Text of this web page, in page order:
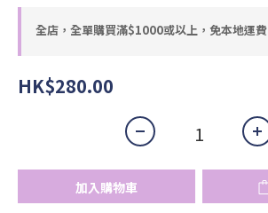
全店，全單購買滿$1000或以上，免本地運費
HK$280.00
加入購物車